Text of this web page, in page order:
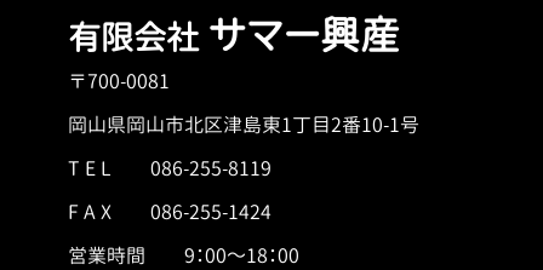
有限会社サマー興産
〒700-0081
岡山県岡山市北区津島東1丁目2番10-1号
T E L 086-255-8119
F A X 086-255-1424
営業時間 9：00～18：00